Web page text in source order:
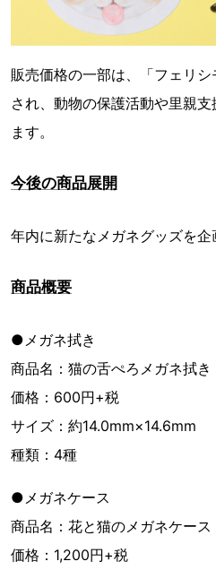
販売価格の一部は、「フェリ
され、動物の保護活動や里親
ます。
今後の商品展開
年内に新たなメガネグッズを企
商品概要
●メガネ拭き
商品名：猫の舌ぺろメガネ拭き
価格：600円+税
サイズ：約14.0mm×14.6mm
種類：4種
●メガネケース
商品名：花と猫のメガネケース
価格：1,200円+税